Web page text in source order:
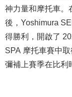
神力量和摩托車。
後，Yoshimura
得勝利，開啟了
SPA 摩托車賽中
彌補上賽季在比利